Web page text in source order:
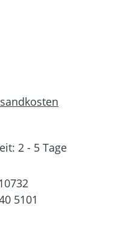
2 - 5 Tage
5101